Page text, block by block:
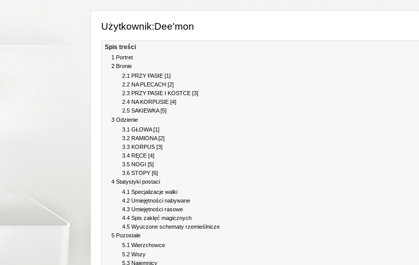
Użytkownik:Dee'mon
Spis treści
1 Portret
2 Bronie
2.1 PRZY PASIE [1]
2.2 NA PLECACH [2]
2.3 PRZY PASIE I KOSTCE [3]
2.4 NA KORPUSIE [4]
2.5 SAKIEWKA [5]
3 Odzienie
3.1 GŁOWA [1]
3.2 RAMIONA [2]
3.3 KORPUS [3]
3.4 RĘCE [4]
3.5 NOGI [5]
3.6 STOPY [6]
4 Statystyki postaci
4.1 Specjalizacje walki
4.2 Umiejętności nabywane
4.3 Umiejętności rasowe
4.4 Spis zaklęć magicznych
4.5 Wyuczone schematy rzemieślnicze
5 Pozostałe
5.1 Wierzchowce
5.2 Wozy
5.3 Najemnicy